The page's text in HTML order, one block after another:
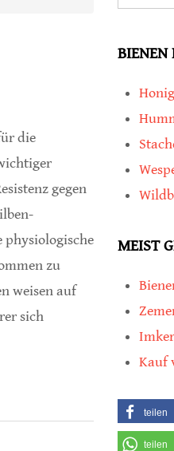
die
gegen
physiologische
zu
weisen auf
sich
BIENEN
MEIST
Kauf
teilen
teilen